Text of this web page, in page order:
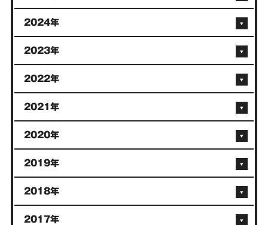
2024年
2023年
2022年
2021年
2020年
2019年
2018年
2017年